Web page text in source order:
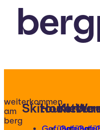
weiterkommen
am
berg
Skitouren